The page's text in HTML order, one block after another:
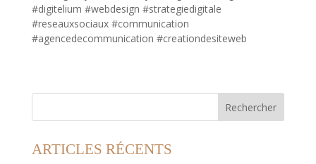
#digitelium #webdesign #strategiedigitale
#reseauxsociaux #communication
#agencedecommunication #creationdesiteweb
Rechercher
ARTICLES RÉCENTS